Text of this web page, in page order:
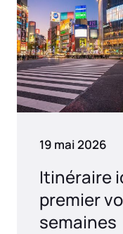
19 mai 2026
Itinéraire
premier
semaines